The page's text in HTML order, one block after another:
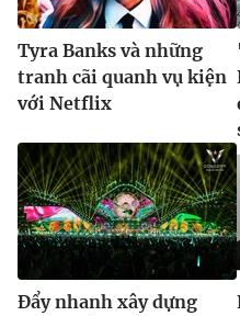
Tyra Banks và những
tranh cãi quanh vụ kiện
với Netflix
Đẩy nhanh xây dựng